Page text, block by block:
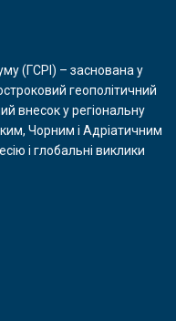
(ГСРІ) – заснована у
геополітичний
внесок у регіональну
Чорним і Адріатичним
і глобальні виклики